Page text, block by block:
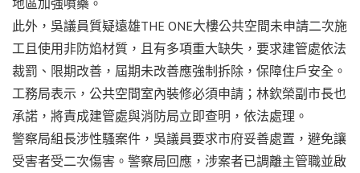
此外，吳議員質疑遠雄THE ONE大樓公共空間未申請二次施
工且使用非防焰材質，且有多項重大缺失，要求建管處依法
裁罰、限期改善，屆期未改善應強制拆除，保障住戶安全。
工務局表示，公共空間室內裝修必須申請；林欽榮副市長也
承諾，將責成建管處與消防局立即查明，依法處理。
警察局組長涉性騷案件，吳議員要求市府妥善處置，避免讓
受害者受二次傷害。警察局回應，涉案者已調離主管職並啟